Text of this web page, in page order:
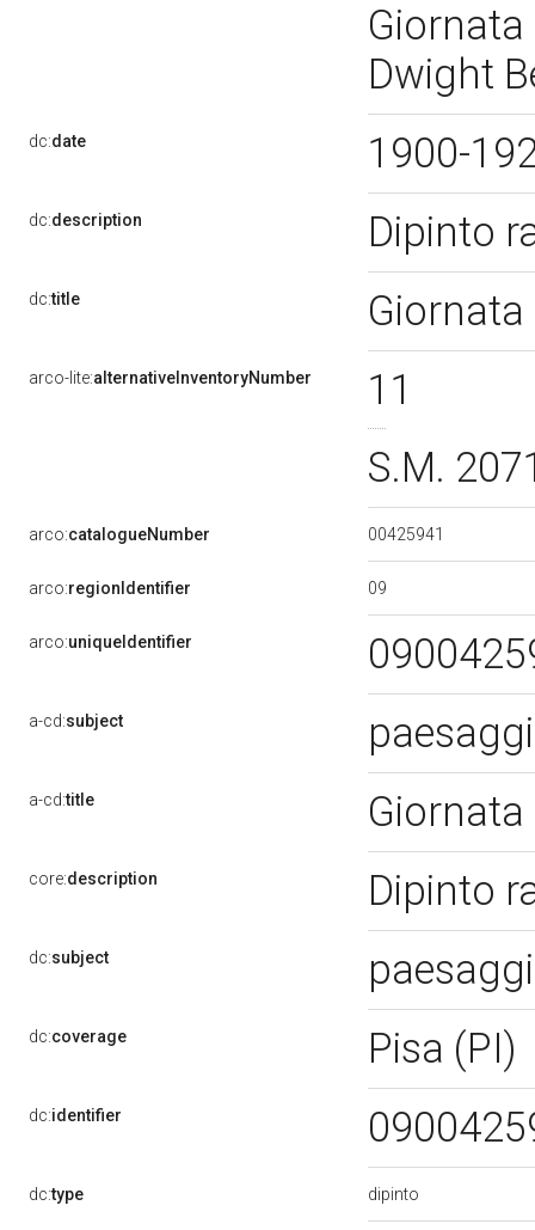
Dwight
dc:date 1900-
dc:description Dipinto
dc:title
arco-lite:alternativeInventoryNumber
11
S.M.
arco:catalogueNumber 00425941
arco:regionIdentifier 09
arco:uniqueIdentifier
a-cd:subject
a-cd:title
core:description Dipinto
dc:subject
dc:coverage Pisa (PI)
dc:identifier
dc:type dipinto